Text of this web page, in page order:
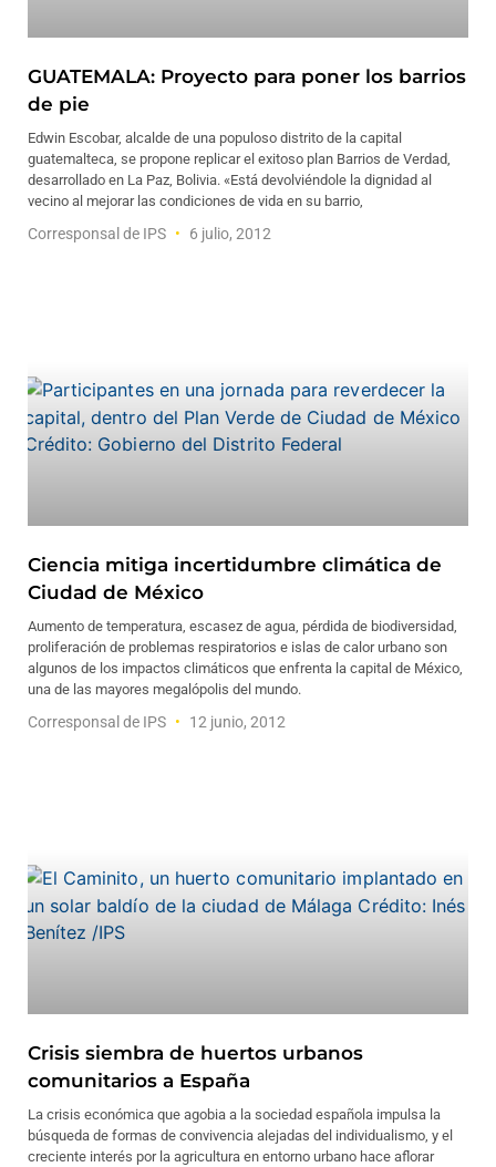
GUATEMALA: Proyecto para poner los barrios
de pie
Edwin Escobar, alcalde de una populoso distrito de la capital
guatemalteca, se propone replicar el exitoso plan Barrios de Verdad,
desarrollado en La Paz, Bolivia. «Está devolviéndole la dignidad al
vecino al mejorar las condiciones de vida en su barrio,
Corresponsal de IPS 6 julio, 2012
Ciencia mitiga incertidumbre climática de
Ciudad de México
Aumento de temperatura, escasez de agua, pérdida de biodiversidad,
proliferación de problemas respiratorios e islas de calor urbano son
algunos de los impactos climáticos que enfrenta la capital de México,
una de las mayores megalópolis del mundo.
Corresponsal de IPS 12 junio, 2012
Crisis siembra de huertos urbanos
comunitarios a España
La crisis económica que agobia a la sociedad española impulsa la
búsqueda de formas de convivencia alejadas del individualismo, y el
creciente interés por la agricultura en entorno urbano hace aflorar